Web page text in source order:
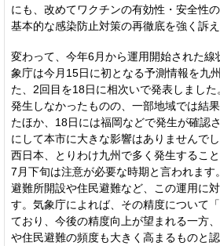
にも、改めてワクチンの有効性・安全性
基本的な感染防止対策の再徹底を強く訴
変わって、今年6月から運用開始された線
象庁は今月15日に初となる予測情報を九
た、2回目を18日に相次いで発表しまし
発生しなかったものの、一部地域では結
たほか、18日には福岡などで発生が確認
にして本市に大きな影響はありませんで
西日本、とりわけ九州で多く発生するこ
7月下旬は注意が必要な時期と言われます
避難所開設や住民避難など、この運用に
す。気象庁によれば、その精度について
ており、今後の精度向上が望まれる一方
や住民避難の頻度も大きく高まるものと